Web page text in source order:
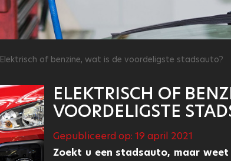
Elektrisch of benzine, wat is de voordeligste stadsauto?
ELEKTRISCH OF
VOORDELIGSTE
Gepubliceerd op: 19 april 2021
Zoekt u een stadsauto, maar